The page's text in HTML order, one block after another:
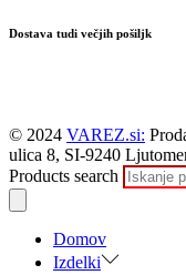
Dostava tudi večjih pošiljk
© 2024 VAREZ.si:
ulica 8, SI-9240
Products search
Domov
Izdelki